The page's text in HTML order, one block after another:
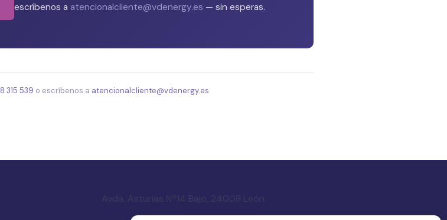
escríbenos a atencionalcliente@vdenergy.es — sin esperas.
315 539 o escríbenos a atencionalcliente@vdenergy.es
Avda. Asturias Nº14 Bajo, 24008 León